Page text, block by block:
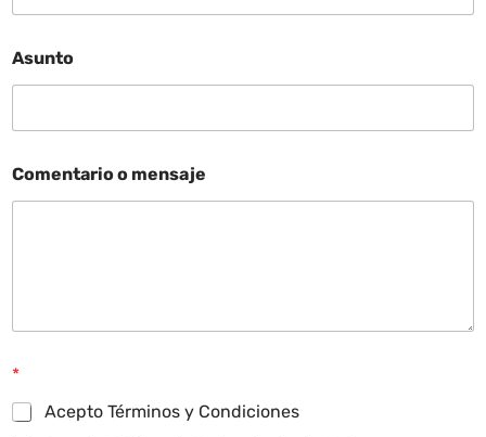
Asunto
Comentario o mensaje
*
Acepto Términos y Condiciones